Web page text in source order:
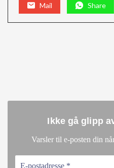
Mail Share
Ikke gå glipp
Varsler til e-posten din